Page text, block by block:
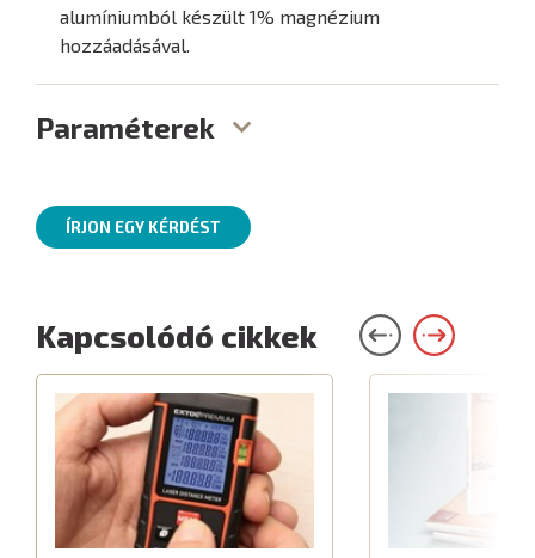
alumíniumból készült 1% magnézium
hozzáadásával.
Paraméterek
ÍRJON EGY KÉRDÉST
Kapcsolódó cikkek